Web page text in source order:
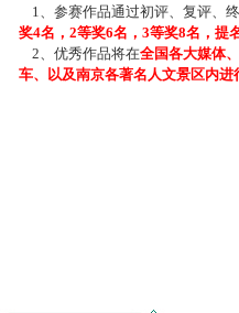
1、参赛作品通过初评、复评、
奖4名，2等奖6名，3等奖8名，提
2、优秀作品将在全国各大媒体
车、以及南京各著名人文景区内进